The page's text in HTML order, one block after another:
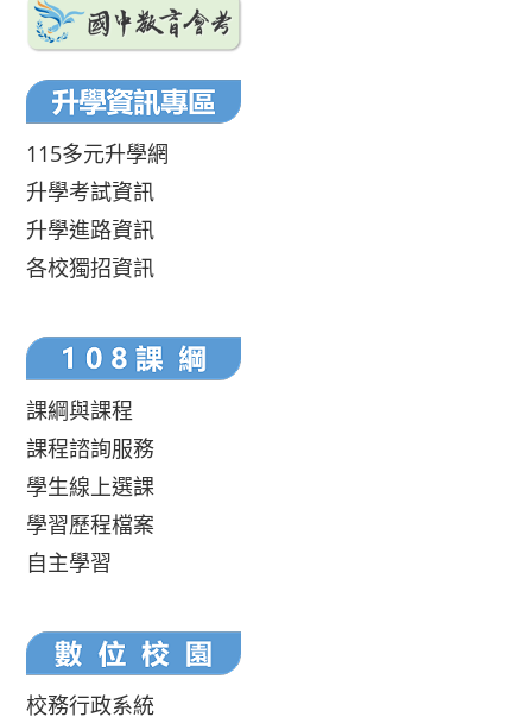
115多元升學網
升學考試資訊
升學進路資訊
各校獨招資訊
課綱與課程
課程諮詢服務
學生線上選課
學習歷程檔案
自主學習
校務行政系統